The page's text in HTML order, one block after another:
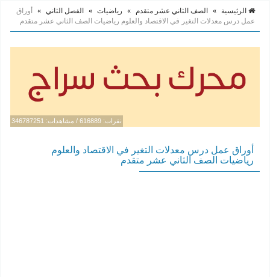
الرئيسية » الصف الثاني عشر متقدم » رياضيات » الفصل الثاني »
أوراق
عمل درس معدلات التغير في الاقتصاد والعلوم رياضيات الصف الثاني عشر متقدم
نقرات: 616889 / مشاهدات: 346787251
أوراق عمل درس معدلات التغير في الاقتصاد والعلوم
رياضيات الصف الثاني عشر متقدم